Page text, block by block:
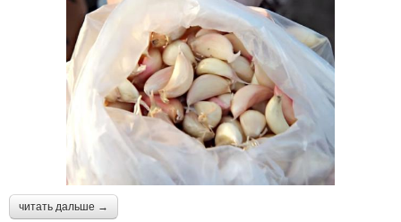
читать дальше →